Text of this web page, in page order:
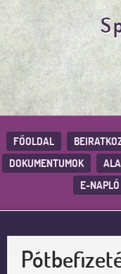
FŐOLDAL
DOKUMENTUMOK
E-NAPLÓ